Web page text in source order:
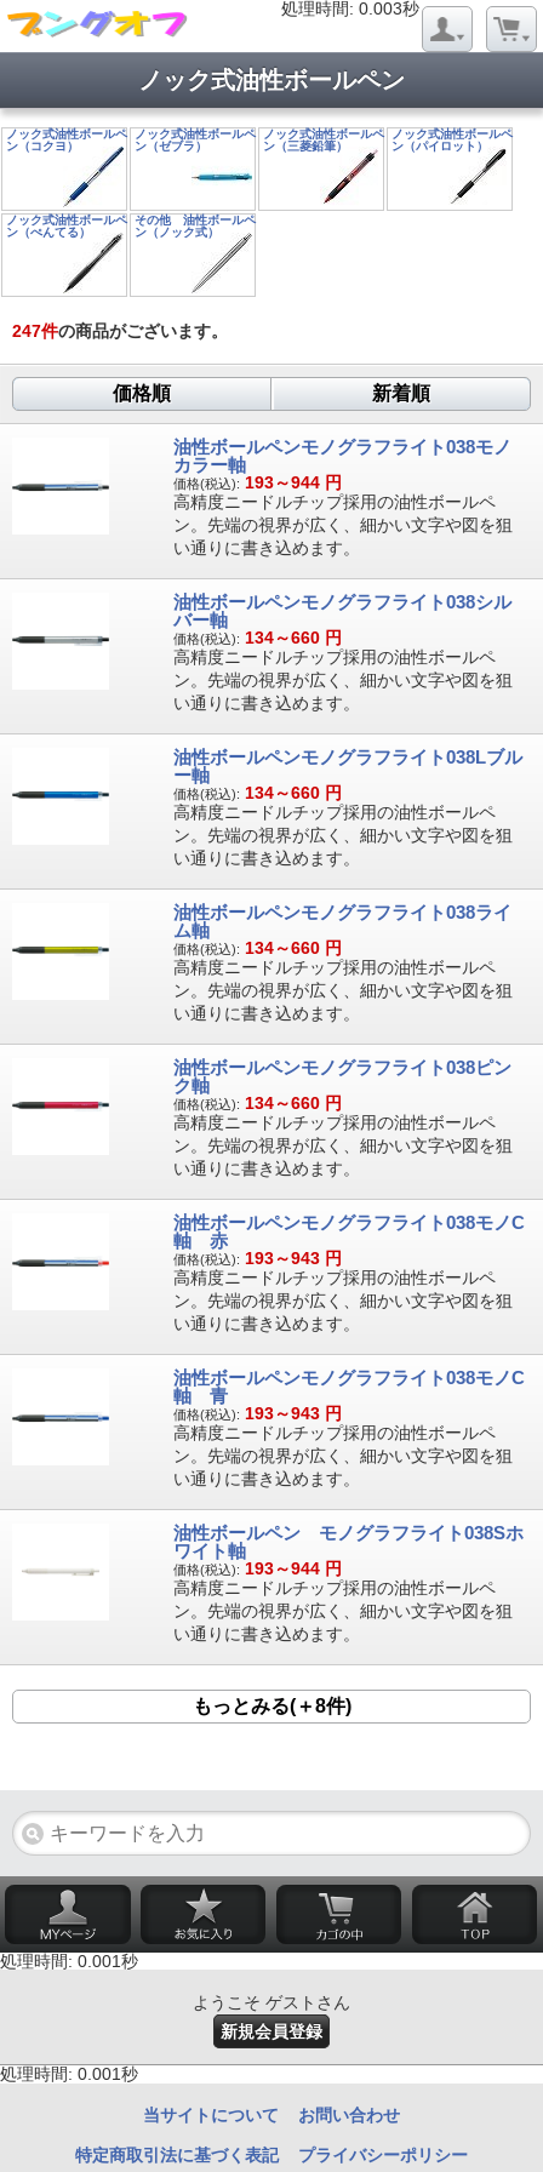
処理時間: 0.003秒
ノック式油性ボールペン
ノック式油性ボールペ
ン（コクヨ）
ノック式油性ボールペ
ン（ゼブラ）
ノック式油性ボールペ
ン（三菱鉛筆）
ノック式油性ボールペ
ン（パイロット）
ノック式油性ボールペ
ン（ぺんてる）
その他 油性ボールペ
ン（ノック式）
247件の商品がございます。
価格順 新着順
油性ボールペンモノグラフライト038モノ
カラー軸
価格(税込): 193～944 円
高精度ニードルチップ採用の油性ボールペ
ン。先端の視界が広く、細かい文字や図を狙
い通りに書き込めます。
油性ボールペンモノグラフライト038シル
バー軸
価格(税込): 134～660 円
高精度ニードルチップ採用の油性ボールペ
ン。先端の視界が広く、細かい文字や図を狙
い通りに書き込めます。
油性ボールペンモノグラフライト038Lブル
ー軸
価格(税込): 134～660 円
高精度ニードルチップ採用の油性ボールペ
ン。先端の視界が広く、細かい文字や図を狙
い通りに書き込めます。
油性ボールペンモノグラフライト038ライ
ム軸
価格(税込): 134～660 円
高精度ニードルチップ採用の油性ボールペ
ン。先端の視界が広く、細かい文字や図を狙
い通りに書き込めます。
油性ボールペンモノグラフライト038ピン
ク軸
価格(税込): 134～660 円
高精度ニードルチップ採用の油性ボールペ
ン。先端の視界が広く、細かい文字や図を狙
い通りに書き込めます。
油性ボールペンモノグラフライト038モノC
軸 赤
価格(税込): 193～943 円
高精度ニードルチップ採用の油性ボールペ
ン。先端の視界が広く、細かい文字や図を狙
い通りに書き込めます。
油性ボールペンモノグラフライト038モノC
軸 青
価格(税込): 193～943 円
高精度ニードルチップ採用の油性ボールペ
ン。先端の視界が広く、細かい文字や図を狙
い通りに書き込めます。
油性ボールペン モノグラフライト038Sホ
ワイト軸
価格(税込): 193～944 円
高精度ニードルチップ採用の油性ボールペ
ン。先端の視界が広く、細かい文字や図を狙
い通りに書き込めます。
もっとみる(＋8件)
処理時間: 0.001秒
ようこそ ゲストさん
新規会員登録
処理時間: 0.001秒
当サイトについて お問い合わせ
特定商取引法に基づく表記 プライバシーポリシー
処理時間: 0.020秒